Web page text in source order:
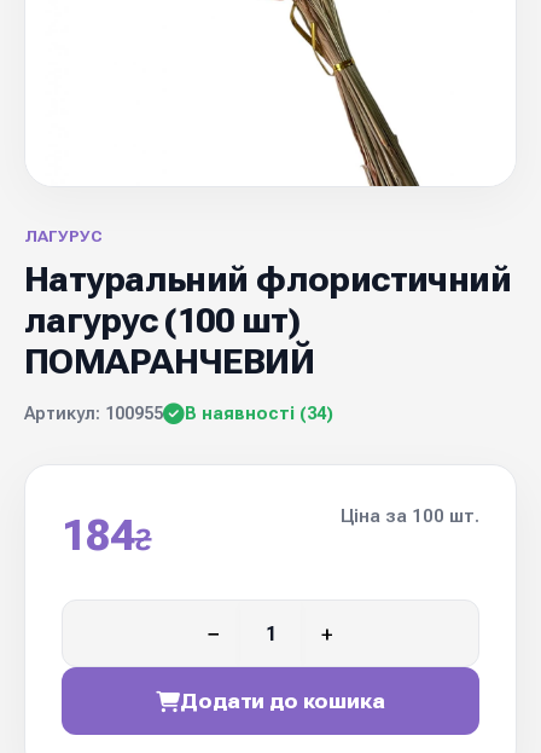
ЛАГУРУС
Натуральний флористичний
лагурус (100 шт)
ПОМАРАНЧЕВИЙ
Артикул: 100955 В наявності (34)
184₴
Ціна за 100 шт.
− +
Додати до кошика